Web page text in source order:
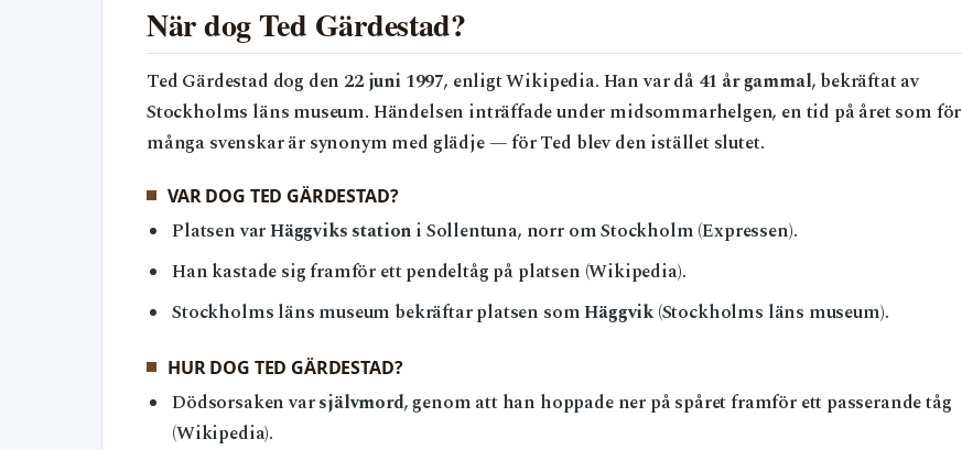
När dog Ted Gärdestad?
Ted Gärdestad dog den 22 juni 1997, enligt Wikipedia. Han var då 41 år gammal, bekräftat av
Stockholms läns museum. Händelsen inträffade under midsommarhelgen, en tid på året som för
många svenskar är synonym med glädje — för Ted blev den istället slutet.
VAR DOG TED GÄRDESTAD?
Platsen varHäggviks station i Sollentuna, norr om Stockholm (Expressen).
Han kastade sig framför ett pendeltåg på platsen (Wikipedia).
Stockholms läns museum bekräftar platsen somHäggvik(Stockholms läns museum).
HUR DOG TED GÄRDESTAD?
Dödsorsaken varsjälvmord, genom att han hoppade ner på spåret framför ett passerande tåg
(Wikipedia).